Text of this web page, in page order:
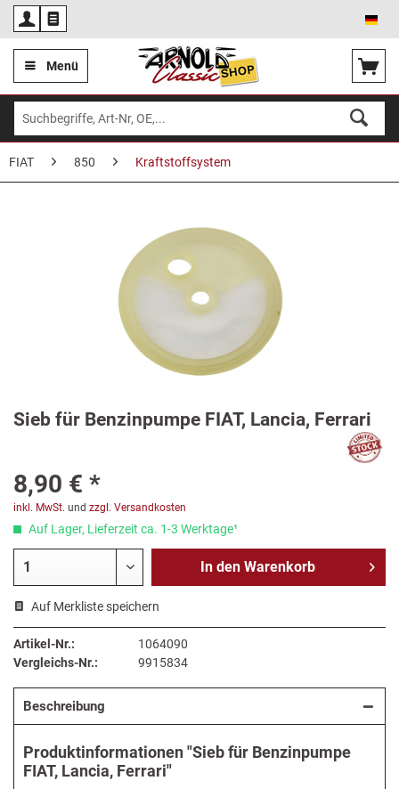
Menü
FIAT 850 Kraftstoffsystem
Sieb für Benzinpumpe FIAT, Lancia, Ferrari
8,90 € *
inkl. MwSt. und zzgl. Versandkosten
Auf Lager, Lieferzeit ca. 1-3 Werktage¹
In den Warenkorb
Auf Merkliste speichern
Artikel-Nr.:
1064090
Vergleichs-Nr.:
9915834
Beschreibung
Produktinformationen "Sieb für Benzinpumpe
FIAT, Lancia, Ferrari"